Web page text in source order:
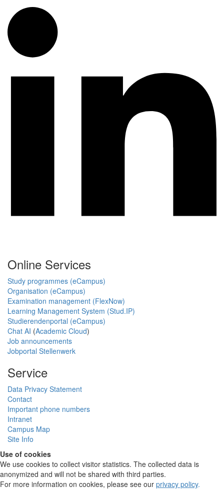
Online Services
Study programmes (eCampus)
Organisation (eCampus)
Examination management (FlexNow)
Learning Management System (Stud.IP)
Studierendenportal (eCampus)
Chat AI (Academic Cloud)
Job announcements
Jobportal Stellenwerk
Service
Data Privacy Statement
Contact
Important phone numbers
Intranet
Campus Map
Site Info
Use of cookies
We use cookies to collect visitor statistics. The collected data is
anonymized and will not be shared with third parties.
For more information on cookies, please see our privacy policy.